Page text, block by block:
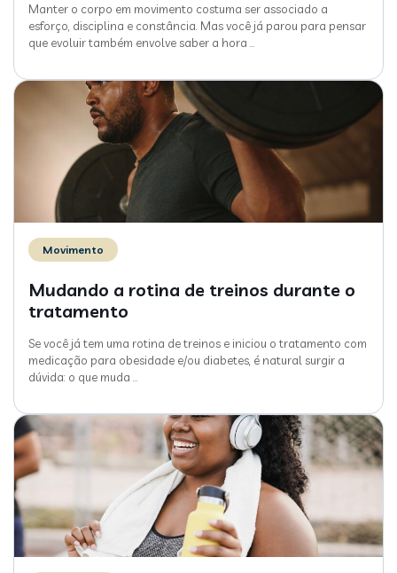
Manter o corpo em movimento costuma ser associado a
esforço, disciplina e constância. Mas você já parou para pensar
que evoluir também envolve saber a hora
Movimento
Mudando a rotina de treinos durante o
tratamento
Se você já tem uma rotina de treinos e iniciou o tratamento com
medicação para obesidade e/ou diabetes, é natural surgir a
dúvida: o que muda